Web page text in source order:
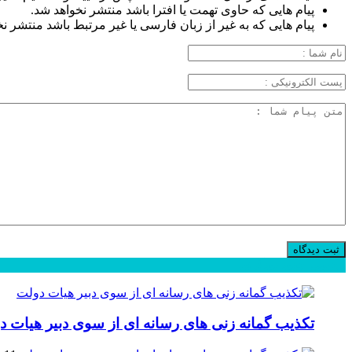
پیام هایی که حاوی تهمت یا افترا باشد منتشر نخواهد شد.
پیام هایی که به غیر از زبان فارسی یا غیر مرتبط باشد منتشر
تکذیب گمانه زنی های رسانه ای از سوی دبیر هیات